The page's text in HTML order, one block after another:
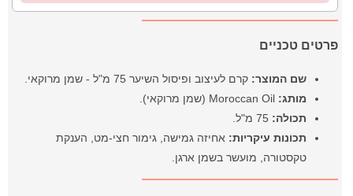
פרטים טכניים
שם המוצר: קרם לעיצוב ופיסול השיער 75 מ"ל - שמן מרוקאי.
מותג: Moroccan Oil (שמן מרוקאי).
תכולה:
תכונות עיקריות: אחיזה גמישה, גימור חצי-מט, הענקת
טקסטורה, מועשר בשמן ארגן.